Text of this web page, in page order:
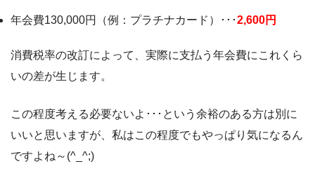
年会費130,000円（例：プラチナカード）･･･2,600円
消費税率の改訂によって、実際に支払う年会費にこれくら
いの差が生じます。
この程度考える必要ないよ･･･という余裕のある方は別に
いいと思いますが、私はこの程度でもやっぱり気になるん
ですよね～(^_^;)